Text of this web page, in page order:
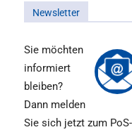
Newsletter
Sie möchten
informiert
bleiben?
Dann melden
Sie sich jetzt zum PoS-